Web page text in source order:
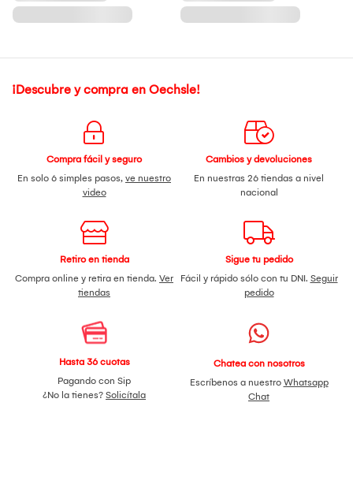
¡Descubre y compra en Oechsle!
Compra fácil y seguro
En solo 6 simples pasos, ve nuestro
video
Cambios y devoluciones
En nuestras 26 tiendas a nivel
nacional
Retiro en tienda
Compra online y retira en tienda. Ver
tiendas
Sigue tu pedido
Fácil y rápido sólo con tu DNI. Seguir
pedido
Hasta 36 cuotas
Pagando con Sip
¿No la tienes? Solicítala
Chatea con nosotros
Escríbenos a nuestro Whatsapp
Chat